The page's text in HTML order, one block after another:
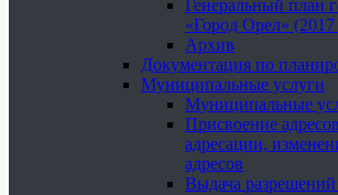
Генеральный план
«Город Орел» (2017
Архив
Документация по
Муниципальные услуги
Муниципальные
Присвоение
адресации,
адресов
Выдача разрешений